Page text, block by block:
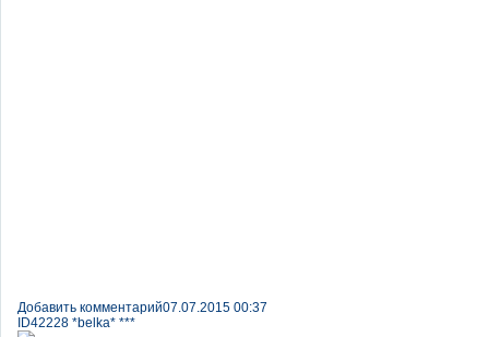
Добавить комментарий07.07.2015 00:37
ID42228 *belka* ***